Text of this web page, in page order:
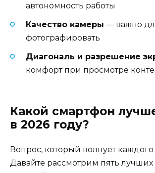
автономность работы
Качество камеры — важно
фотографировать
Диагональ и разрешение
комфорт при просмотре
Какой смартфон
в 2026 году?
Вопрос, который волнует каждого
Давайте рассмотрим пять лучших